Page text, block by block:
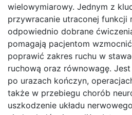
wielowymiarowy. Jednym z
przywracanie utraconej funkcji
odpowiednio dobrane
pomagają pacjentom
poprawić zakres ruchu w
ruchową oraz równowagę.
po urazach kończyn,
także w przebiegu chorób
uszkodzenie układu